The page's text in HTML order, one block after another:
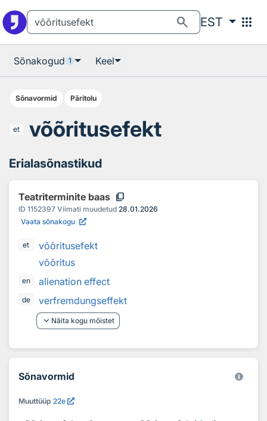
search EST apps
Sõnakogud 1 Keel
Sõnavormid Päritolu
et võõritusefekt
Erialasõnastikud
Teatriterminite baas content_copy
ID 1152397 Viimati muudetud 28.01.2026
Vaata sõnakogu
et
võõritusefekt
võõritus
en alienation effect
de
verfremdungseffekt
keyboard_arrow_down Näita kogu mõistet
Sõnavormid
Muuttüüp 22e